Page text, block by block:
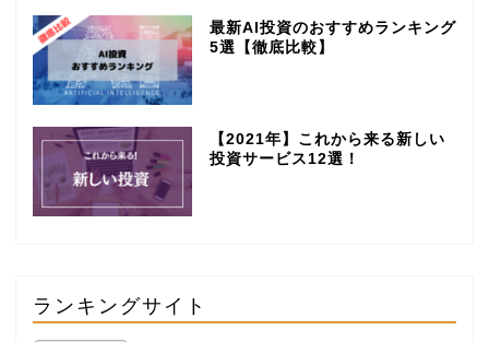
最新AI投資のおすすめランキング
5選【徹底比較】
【2021年】これから来る新しい
投資サービス12選！
ランキングサイト